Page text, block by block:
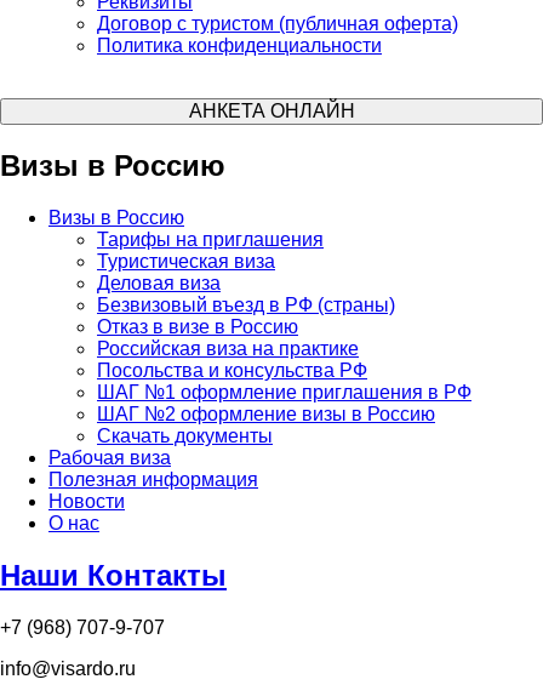
Договор с туристом (публичная оферта)
Политика конфиденциальности
АНКЕТА ОНЛАЙН
Визы в Россию
Визы в Россию
Тарифы на приглашения
Туристическая виза
Деловая виза
Безвизовый въезд в РФ (страны)
Отказ в визе в Россию
Российская виза на практике
Посольства и консульства РФ
ШАГ №1 оформление приглашения в РФ
ШАГ №2 оформление визы в Россию
Скачать документы
Рабочая виза
Полезная информация
Новости
О нас
Наши Контакты
+7 (968) 707-9-707
info@visardo.ru